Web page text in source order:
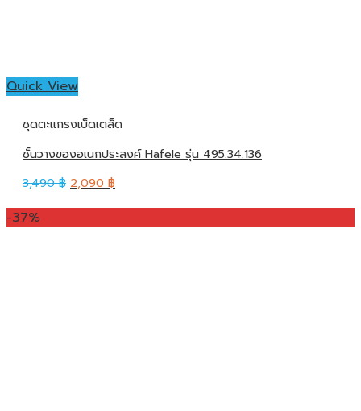
Quick View
ชุดตะแกรงเบ็ดเตล็ด
ชั้นวางของอเนกประสงค์ Hafele รุ่น 495.34.136
3,490฿ 2,090 ฿
-37%